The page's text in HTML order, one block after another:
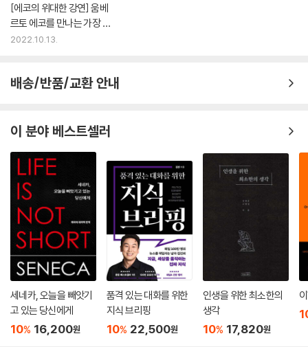
밀로의 비너스도 팔이 없으니 불완전하다. 그러나 군중은 이 작품을 감상
하려고 루브르로 몰려든다. 모피로 만든 찻잔이 갤러리 라파예트 백화점에
서 팔린다면 찻잔 본연의 기능을 다하지 못하므로 완전하지 않을 것이다.
때때로 약간 사팔뜨기이거나, 미인 점, 안토니오 카노바의 조각상 같은 코,
비대칭적인 얼굴을 지닌 인물에게 매력을 느낀다.
『몬테크리스토 백작』은 그간 나왔던 가장 흥미진진한 소설 중 한 권이자
온 시대와 문학을 통틀어 매우 〈못 쓴〉 작품 중 하나다. 『몬테크리스토 백
작』은 모든 방향으로 나아간다. 뻔뻔하게도 똑같은 형용사를 한 줄 걸러 반
복하는가 하면 그런 형용사들을 무절제하게 축적하면서 격언조의 여담을
늘어놓고 20행 주기로 헐떡대느라 문장 구조 수습도 안 한다. 소설은 기계
적이고 감정 묘사가 서툴다. 인물들은 부들부들 떨고, 창백해지고, 이마에
흐르는 구슬 같은 땀을 닦고, 인간 같지 않은 음성으로 더듬거리고, 갑자기
의자를 박차고 일어났다가 털썩 주저앉는다. 저자는 강박적으로 방금 인물
이 주저앉은 의자가 조금 전에 앉아 있던 바로 그 의자임을 거듭 부연한다.
우리는 뒤마가 왜 그런 식으로 나아가는지 잘 안다. 그가 글을 쓸 줄 몰라서
가 아니다. 『삼총사』는 훨씬 더 건조하고, 속도감 있고, 심리적인 면을 희생
하면서까지 놀랄 만큼 유동적이다. 『몬테크리스토 백작』이 그렇게 된 이유
는 돈 때문이었다. 작가는 한 줄 단위로 돈을 받았기 때문에 이야기를 장황
[에코의 위대한 강연] 움베
르토 에코를 만나는 가장 유
쾌한 방법
2022.10.13.
배송/반품/교환 안내
이 분야 베스트셀러
세네카, 오늘을 빼앗기
고 있는 당신에게
10% 16,200원
품격 있는 대화를 위한
지식 브리핑
10% 22,500원
인생을 위한 최소한의
생각
10% 17,820원